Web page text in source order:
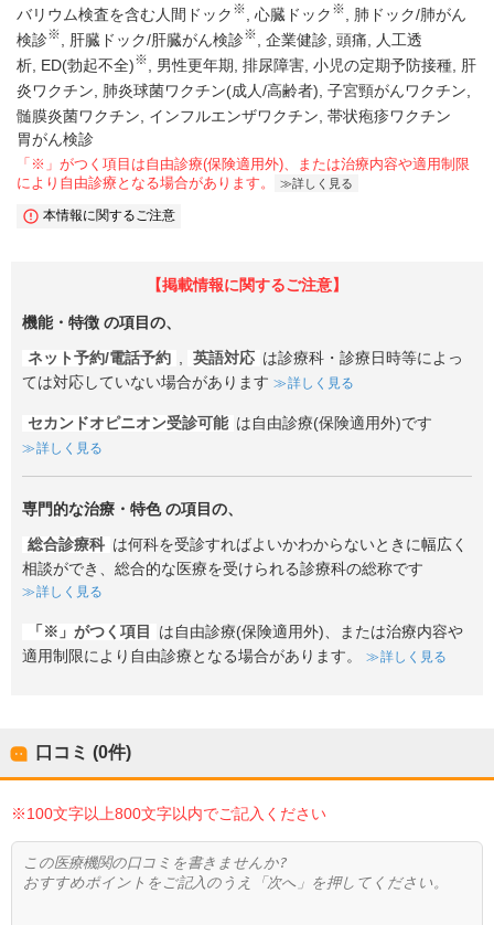
バリウム検査を含む人間ドック ※ 心臓ドック ※
肺ドック/肺がん
検診※ 肝臓ドック/肝臓がん検診※ 企業健診 頭痛
人工透
析 ED(勃起不全)※ 男性更年期 排尿障害 小児の定期予防接種
肝
炎ワクチン
肺炎球菌ワクチン(成人/高齢者) 子宮頸がんワクチン
髄膜炎菌ワクチン
インフルエンザワクチン 帯状疱疹ワクチン
胃がん検診
「※」がつく項目は自由診療(保険適用外)、または治療内容や適用制限
により自由診療となる場合があります。
詳しく見る
本情報に関するご注意
【掲載情報に関するご注意】
機能・特徴 の項目の、
ネット予約/電話予約 英語対応 は診療科・診療日時等によっ
ては対応していない場合があります
詳しく見る
セカンドオピニオン受診可能 は自由診療(保険適用外)です
詳しく見る
専門的な治療・特色の項目の、
総合診療科 は何科を受診すればよいかわからないときに幅広く
相談ができ、総合的な医療を受けられる診療科の総称です
詳しく見る
「※」がつく項目
は自由診療(保険適用外)、または治療内容や
適用制限により自由診療となる場合があります。
詳しく見る
口コミ (0件)
※100文字以上800文字以内でご記入ください